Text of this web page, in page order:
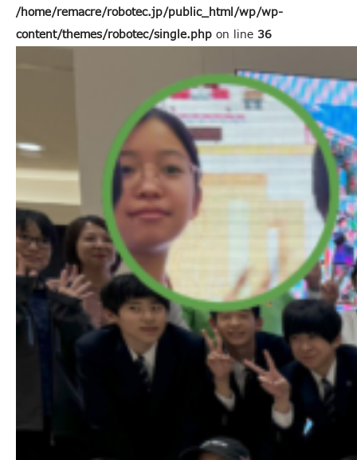
/home/remacre/robotec.jp/public_html/wp/wp-
content/themes/robotec/single.php on line 36